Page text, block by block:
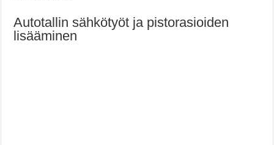
Autotallin sähkötyöt ja pistorasioiden
lisääminen